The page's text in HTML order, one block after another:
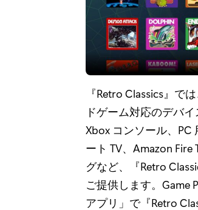
『Retro Classics』で
ドゲーム対応のデバ
Xbox コンソール、PC
ート TV、Amazon
グなど、『Retro
ご提供します。Game
アプリ」で『Retro